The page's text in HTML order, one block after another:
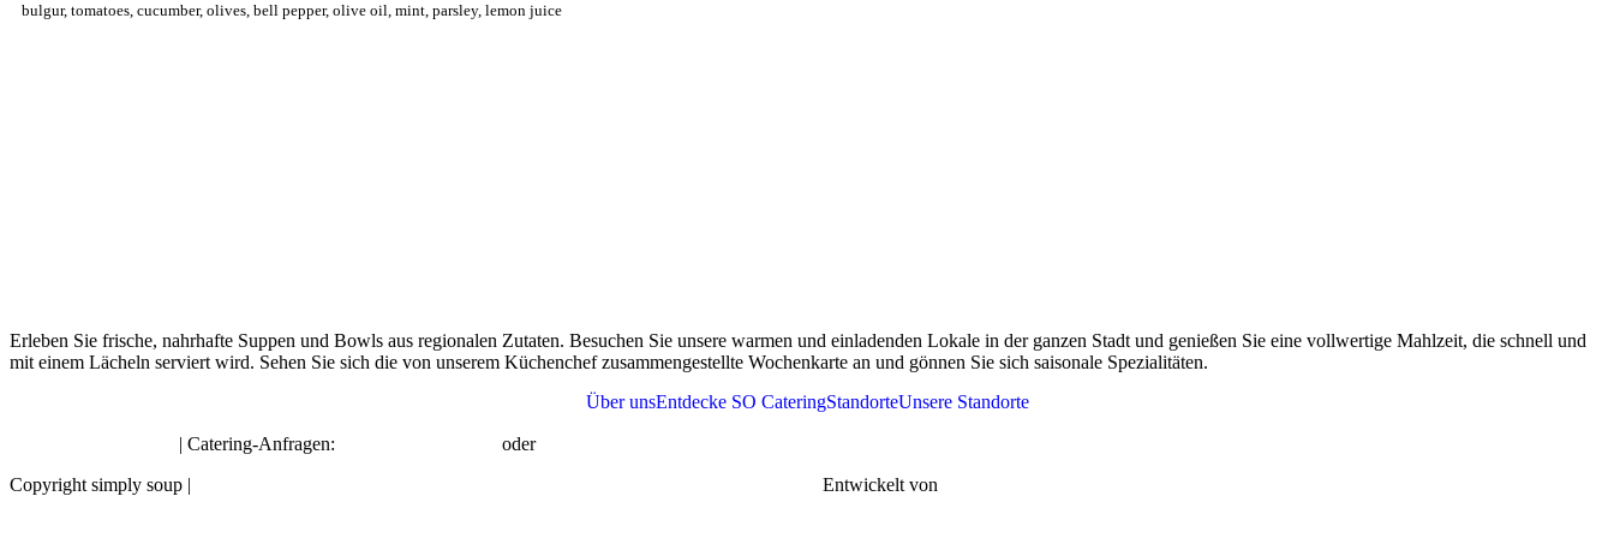
bulgur, tomatoes, cucumber, olives, bell pepper, olive oil, mint, parsley, lemon juice
Erleben Sie frische, nahrhafte Suppen und Bowls aus regionalen Zutaten. Besuchen Sie unsere warmen und einladenden Lokale in der ganzen Stadt und genießen Sie eine vollwertige Mahlzeit, die schnell und
mit einem Lächeln serviert wird. Sehen Sie sich die von unserem Küchenchef zusammengestellte Wochenkarte an und gönnen Sie sich saisonale Spezialitäten.
Über unsEntdecke SO CateringStandorteUnsere Standorte
| Catering-Anfragen: oder
Copyright simply soup |
Entwickelt von